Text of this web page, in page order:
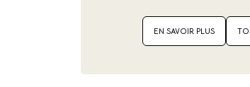
EN SAVOIR PLUS